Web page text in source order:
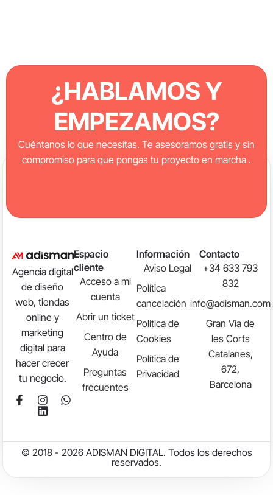
¿HABLAMOS Y
EMPEZAMOS?
Cuéntanos lo que necesitas. Te asesoramos gratis y sin
compromiso para que pongas tu proyecto en marcha .
Agencia digital
de diseño
web, tiendas
online y
marketing
digital para
hacer crecer
tu negocio.
Espacio
cliente
Acceso a mi
cuenta
Abrir un ticket
Centro de
Ayuda
Preguntas
frecuentes
Información
Aviso Legal
Política
cancelación
Política de
Cookies
Política de
Privacidad
Contacto
+34 633 793
832
info@adisman.com
Gran Via de
les Corts
Catalanes,
672,
Barcelona
© 2018 - 2026 ADISMAN DIGITAL. Todos los derechos
reservados.